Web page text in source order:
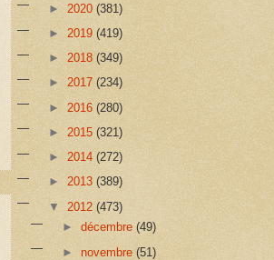
► 2020 (381)
► 2019 (419)
► 2018 (349)
► 2017 (234)
► 2016 (280)
► 2015 (321)
► 2014 (272)
► 2013 (389)
▼ 2012 (473)
►décembre(49)
►novembre(51)